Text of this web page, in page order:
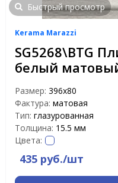
Быстрый просмотр
Kerama Marazzi
SG5268\BTG
белый
Размер: 396х80
Фактура: матовая
Тип: глазурованная
Толщина: 15.5 мм
Цвета:
435 руб./шт